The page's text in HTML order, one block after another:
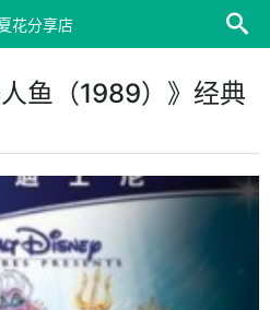
花分享店
鱼（1989）》经典